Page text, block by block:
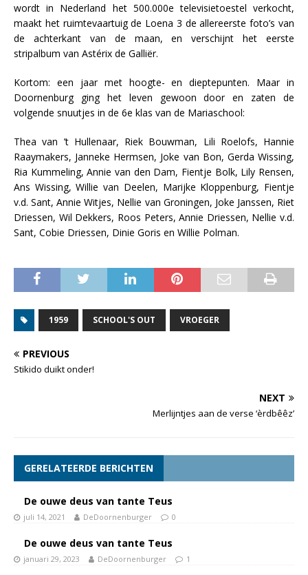
wordt in Nederland het 500.000e televisietoestel verkocht,
maakt het ruimtevaartuig de Loena 3 de allereerste foto’s van
de achterkant van de maan, en verschijnt het eerste
stripalbum van Astérix de Galliër.
Kortom: een jaar met hoogte- en dieptepunten. Maar in
Doornenburg ging het leven gewoon door en zaten de
volgende snuutjes in de 6e klas van de Mariaschool:
Thea van ’t Hullenaar, Riek Bouwman, Lili Roelofs, Hannie
Raaymakers, Janneke Hermsen, Joke van Bon, Gerda Wissing,
Ria Kummeling, Annie van den Dam, Fientje Bolk, Lily Rensen,
Ans Wissing, Willie van Deelen, Marijke Kloppenburg, Fientje
v.d. Sant, Annie Witjes, Nellie van Groningen, Joke Janssen, Riet
Driessen, Wil Dekkers, Roos Peters, Annie Driessen, Nellie v.d.
Sant, Cobie Driessen, Dinie Goris en Willie Polman.
1959 SCHOOL'S OUT VROEGER
PREVIOUS
Stikido duikt onder!
NEXT
Merlijntjes aan de verse ‘èrdbêêz’
GERELATEERDE BERICHTEN
De ouwe deus van tante Teus
juli 14, 2021 DeDoornenburger 0
De ouwe deus van tante Teus
januari 29, 2023 DeDoornenburger 1